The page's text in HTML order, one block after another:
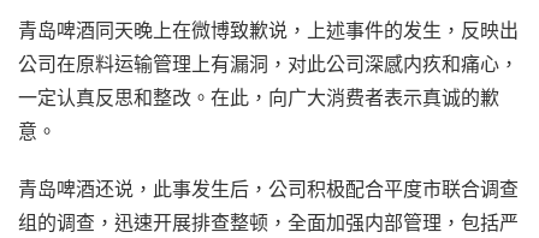
青岛啤酒同天晚上在微博致歉说，上述事件的发生，反映出
公司在原料运输管理上有漏洞，对此公司深感内疚和痛心，
一定认真反思和整改。在此，向广大消费者表示真诚的歉
意。
青岛啤酒还说，此事发生后，公司积极配合平度市联合调查
组的调查，迅速开展排查整顿，全面加强内部管理，包括严